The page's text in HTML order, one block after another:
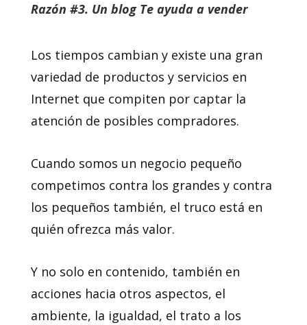
Razón #3. Un blog Te ayuda a vender
Los tiempos cambian y existe una gran
variedad de productos y servicios en
Internet que compiten por captar la
atención de posibles compradores.
Cuando somos un negocio pequeño
competimos contra los grandes y contra
los pequeños también, el truco está en
quién ofrezca más valor.
Y no solo en contenido, también en
acciones hacia otros aspectos, el
ambiente, la igualdad, el trato a los